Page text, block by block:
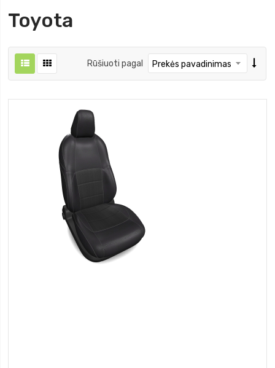
Toyota
Rūšiuoti pagal